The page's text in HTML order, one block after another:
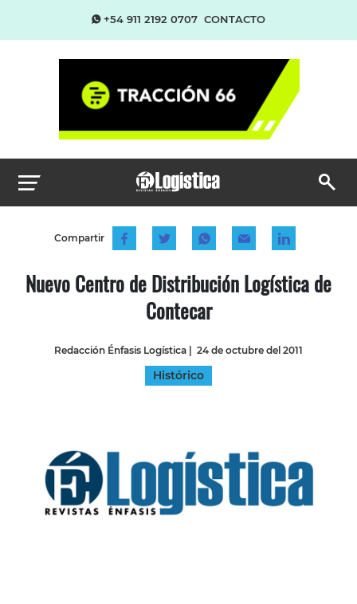
+54 911 2192 0707 CONTACTO
Compartir
Nuevo Centro de Distribución Logística de
Contecar
Redacción Énfasis Logística | 24 de octubre del 2011
Histórico